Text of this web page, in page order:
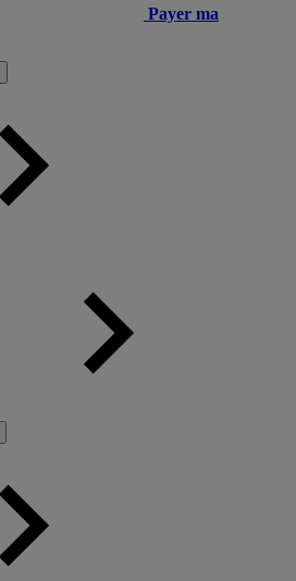
Payer ma